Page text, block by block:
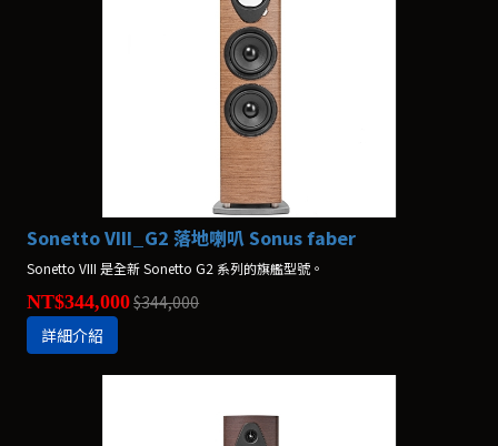
Sonetto VIII_G2 落地喇叭 Sonus faber
Sonetto VIII 是全新 Sonetto G2 系列的旗艦型號。
NT$344,000$344,000
詳細介紹